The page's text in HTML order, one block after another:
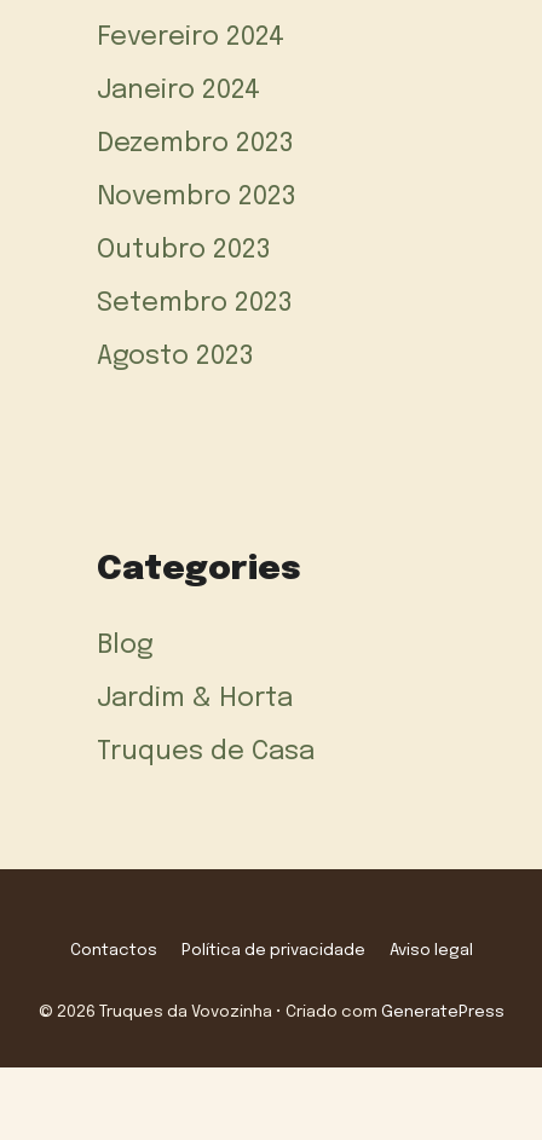
Fevereiro 2024
Janeiro 2024
Dezembro 2023
Novembro 2023
Outubro 2023
Setembro 2023
Agosto 2023
Categories
Blog
Jardim & Horta
Truques de Casa
Contactos Política de privacidade Aviso legal
© 2026 Truques da Vovozinha • Criado com GeneratePress